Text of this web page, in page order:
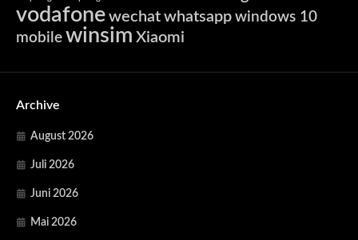
vodafone wechat whatsapp windows 10
mobile winsim Xiaomi
Archive
August 2026
Juli 2026
Juni 2026
Mai 2026